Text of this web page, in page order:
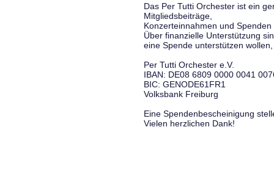
Das Per Tutti Orchester ist ein
Mitgliedsbeiträge,
Konzerteinnahmen und
Über finanzielle Unterstützung
eine Spende unterstützen
Per Tutti Orchester e.V.
IBAN: DE08 6809 0000 0041
BIC: GENODE61FR1
Volksbank Freiburg
Eine Spendenbescheinigung
Vielen herzlichen Dank!